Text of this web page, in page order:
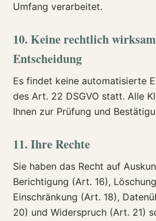
Umfang verarbeitet.
10. Keine rechtlich
Entscheidung
Es findet keine automatisierte
des Art. 22 DSGVO statt. Alle
Ihnen zur Prüfung und
11. Ihre Rechte
Sie haben das Recht auf
Berichtigung (Art. 16),
Einschränkung (Art. 18),
20) und Widerspruch (Art. 21)